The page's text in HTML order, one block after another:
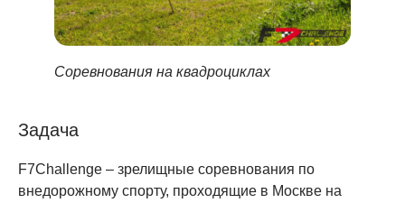
Соревнования на квадроциклах
Задача
F7Challenge – зрелищные соревнования по
внедорожному спорту, проходящие в Москве на